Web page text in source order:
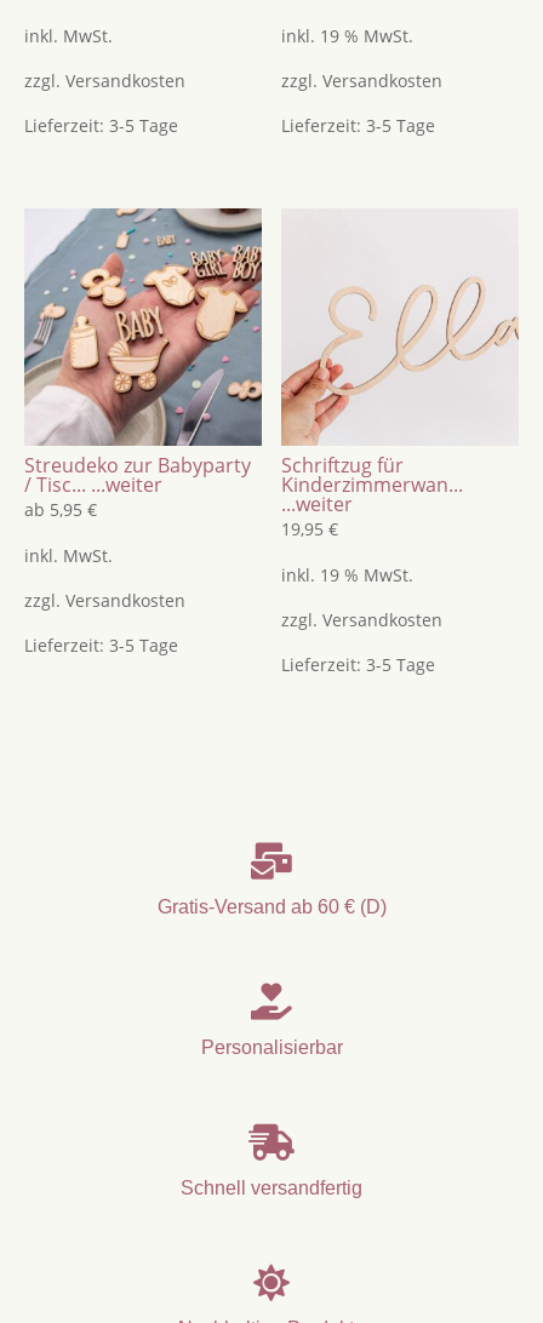
von 5
inkl. MwSt.
zzgl. Versandkosten
Lieferzeit: 3-5 Tage
von 5
inkl. 19 % MwSt.
zzgl.Versandkosten
Lieferzeit:3-5 Tage
Streudeko zur Babyparty
/ Tisc... ...weiter
ab 5,95 €
inkl. MwSt.
zzgl. Versandkosten
Lieferzeit: 3-5 Tage
Schriftzug für
Kinderzimmerwan...
...weiter
19,95€
inkl. 19 % MwSt.
zzgl.Versandkosten
Lieferzeit:3-5 Tage

Gratis-Versand ab 60 € (D)

Personalisierbar

Schnell versandfertig
